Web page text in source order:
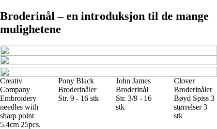
Broderinål – en introduksjon til de mange
mulighetene
Creativ
Company
Embroidery
needles with
sharp point
5.4cm 25pcs.
Pony Black
Broderinåler
Str. 9 - 16 stk
John James
Broderinål
Str. 3/9 - 16
stk
Clover
Broderinåler
Bøyd Spiss 3
størrelser 3
stk